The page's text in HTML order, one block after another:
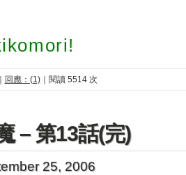
回應：(1)｜閱讀 5514 次
– 第13話(完)
25, 2006